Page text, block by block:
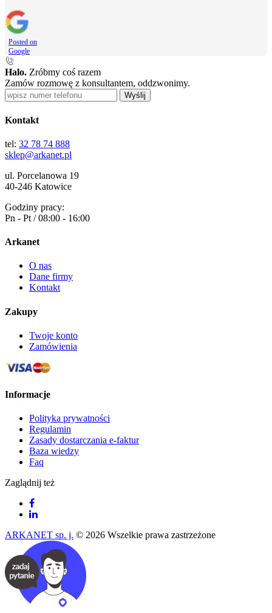
Posted on
Google
Halo. Zróbmy coś razem
Zamów rozmowę z konsultantem, oddzwonimy.
Wyślij
Kontakt
tel: 32 78 74 888
sklep@arkanet.pl
ul. Porcelanowa 19
40-246 Katowice
Godziny pracy:
Pn - Pt / 08:00 - 16:00
Arkanet
O nas
Dane firmy
Kontakt
Zakupy
Twoje konto
Zamówienia
Informacje
Polityka prywatności
Regulamin
Zasady dostarczania e-faktur
Baza wiedzy
Faq
Zaglądnij też
ARKANET sp. j. © 2026 Wszelkie prawa zastrzeżone